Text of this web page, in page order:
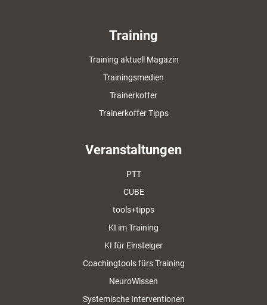
Training
Training aktuell Magazin
Trainingsmedien
Trainerkoffer
Trainerkoffer Tipps
Veranstaltungen
PTT
CUBE
tools+tipps
KI im Training
KI für Einsteiger
Coachingtools fürs Training
NeuroWissen
Systemische Interventionen